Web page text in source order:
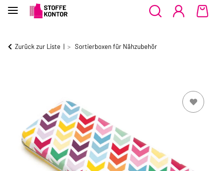
Zurück zur Liste Sortierboxen für Nähzubehör